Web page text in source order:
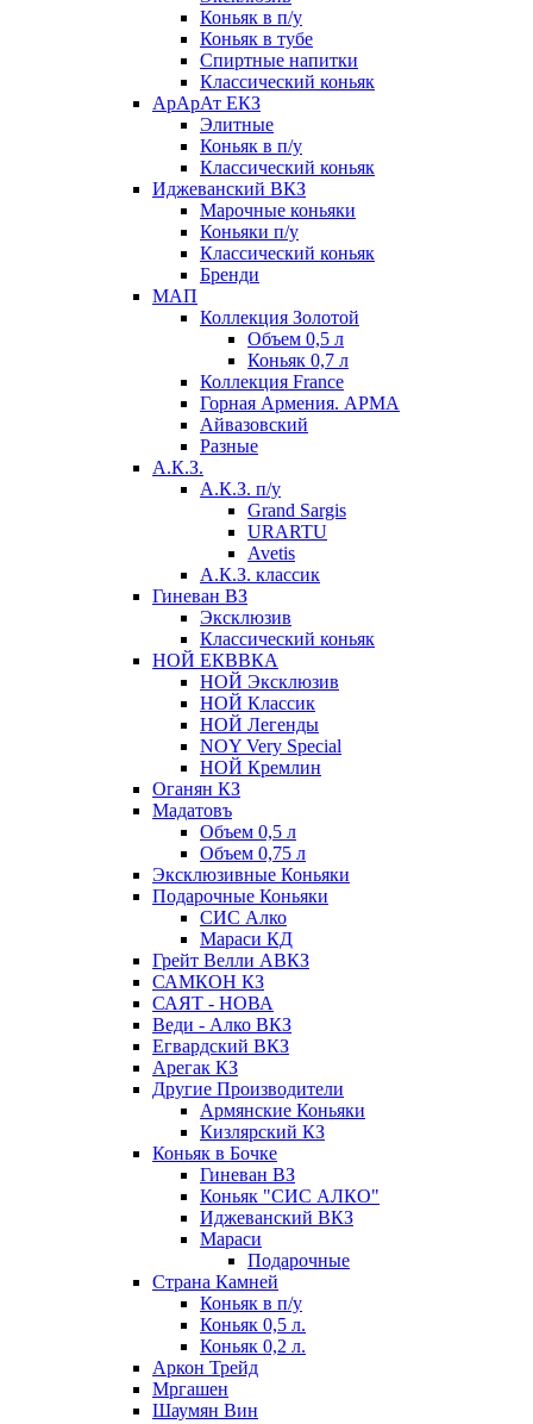
Коньяк в п/у
Коньяк в тубе
Спиртные напитки
Классический коньяк
АрАрАт ЕКЗ
Элитные
Коньяк в п/у
Классический коньяк
Иджеванский ВКЗ
Марочные коньяки
Коньяки п/у
Классический коньяк
Бренди
МАП
Коллекция Золотой
Объем 0,5 л
Коньяк 0,7 л
Коллекция France
Горная Армения. АРМА
Айвазовский
Разные
А.К.З.
А.К.З. п/у
Grand Sargis
URARTU
Avetis
А.К.З. классик
Гиневан ВЗ
Эксклюзив
Классический коньяк
НОЙ ЕКВВКА
НОЙ Эксклюзив
НОЙ Классик
НОЙ Легенды
NOY Very Speсial
НОЙ Кремлин
Оганян КЗ
Мадатовъ
Объем 0,5 л
Объем 0,75 л
Эксклюзивные Коньяки
Подарочные Коньяки
СИС Алко
Мараси КД
Грейт Велли АВКЗ
САМКОН КЗ
САЯТ - НОВА
Веди - Алко ВКЗ
Егвардский ВКЗ
Арегак КЗ
Другие Производители
Армянские Коньяки
Кизлярский КЗ
Коньяк в Бочке
Гиневан ВЗ
Коньяк "СИС АЛКО"
Иджеванский ВКЗ
Мараси
Подарочные
Страна Камней
Коньяк в п/у
Коньяк 0,5 л.
Коньяк 0,2 л.
Аркон Трейд
Мргашен
Шаумян Вин